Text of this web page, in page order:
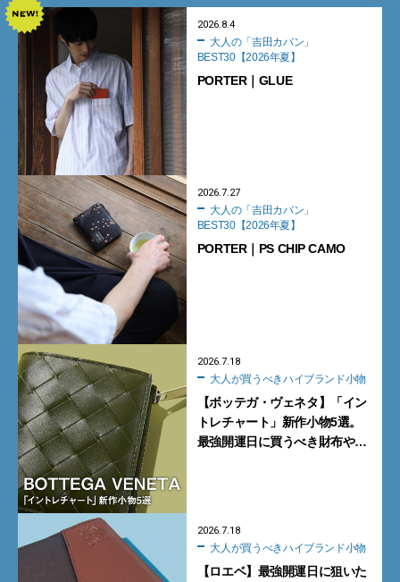
2026.8.4
BEST30【2026年夏】
PORTER｜GLUE
2026.7.27
BEST30【2026年夏】
PORTER｜PS CHIP CAMO
2026.7.18
大人が買うべきハイブランド小物
【ボッテガ・ヴェネタ】「イン
トレチャート」新作小物5選。
最強開運日に買うべき財布や新
2026.7.18
大人が買うべきハイブランド小物
【ロエベ】最強開運日に狙いた